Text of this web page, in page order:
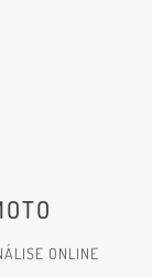
ONLINE